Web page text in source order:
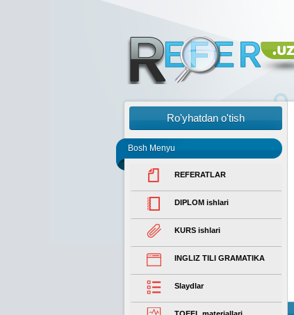
Ro'yhatdan o'tish
Bosh Menyu
REFERATLAR
DIPLOM ishlari
KURS ishlari
INGLIZ TILI GRAMATIKA
Slaydlar